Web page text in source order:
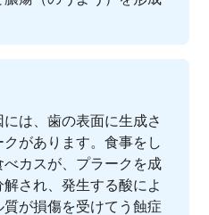
は、歯の表面に生成さ
があります。食事をし
カスが、プラークを成
され、発生する酸によ
が損傷を受けてう蝕症